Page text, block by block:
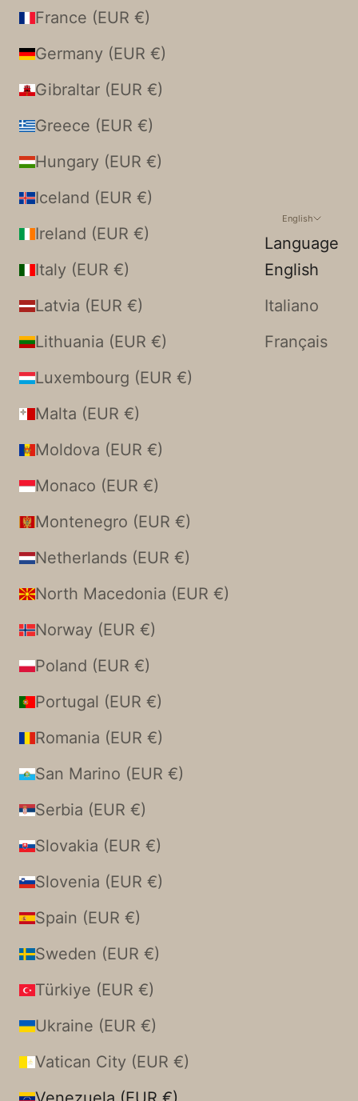
France (EUR €)
Germany (EUR €)
Gibraltar (EUR €)
Greece (EUR €)
Hungary (EUR €)
Iceland (EUR €)
Ireland (EUR €)
Italy (EUR €)
Latvia (EUR €)
Lithuania (EUR €)
Luxembourg (EUR €)
Malta (EUR €)
Moldova (EUR €)
Monaco (EUR €)
Montenegro (EUR €)
Netherlands (EUR €)
North Macedonia (EUR €)
Norway (EUR €)
Poland (EUR €)
Portugal (EUR €)
Romania (EUR €)
San Marino (EUR €)
Serbia (EUR €)
Slovakia (EUR €)
Slovenia (EUR €)
Spain (EUR €)
Sweden (EUR €)
Türkiye (EUR €)
Ukraine (EUR €)
Vatican City (EUR €)
English
Language
English
Italiano
Français